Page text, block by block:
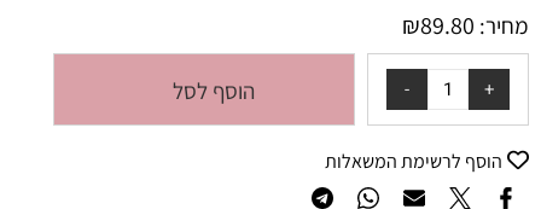
מחיר:
₪89.80
הוסף לסל
הוסף לרשימת המשאלות